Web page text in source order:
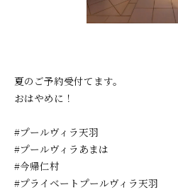
夏のご予約受付てます。
おはやめに！
#プールヴィラ天羽
#プールヴィラあまは
#今帰仁村
#プライベートプールヴィラ天羽